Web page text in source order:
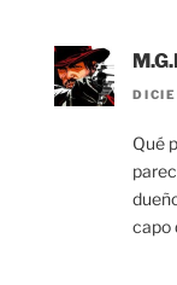
Qué
capo